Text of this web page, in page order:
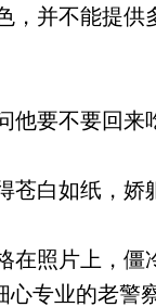
并不能提供
要不要回来
白如纸，娇
照片上，僵
专业的老警